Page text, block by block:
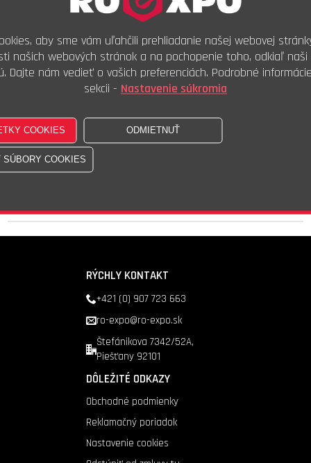
25,92€s DPH
21,07
bez DPH
ks
Kúpiť
aby sme vám uľahčili prehliadanie našej webovej
našich webových stránok a na pochopenie toho, odkiaľ naši
Dajte nám vedieť o vašich preferenciách. Podrobné
sekcii - Nastavenie súkromia
RÝCHLY KONTAKT
+421 (0) 907 723 663
ro-expo@ro-expo.sk
Štefánikova 7342/52A,
Piešťany 92101
DÔLEŽITÉ ODKAZY
Obchodné podmienky
Reklamačný poriadok
Nastavenie cookies